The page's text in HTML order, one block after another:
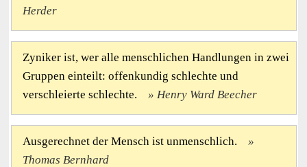
Herder
Zyniker ist, wer alle menschlichen Handlungen in zwei
Gruppen einteilt: offenkundig schlechte und
verschleierte schlechte.
Henry Ward Beecher
Ausgerechnet der Mensch ist unmenschlich.
Thomas Bernhard